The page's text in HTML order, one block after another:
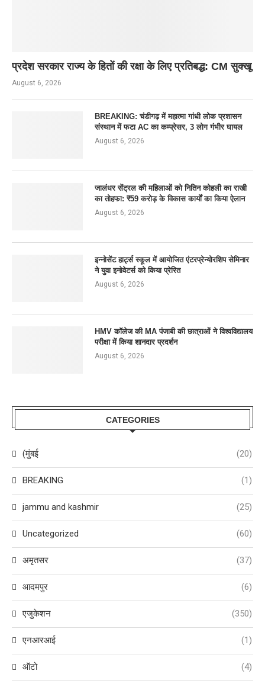
प्रदेश सरकार राज्य के हितों की रक्षा के लिए प्रतिबद्ध: CM सुक्खू
August 6, 2026
BREAKING: चंडीगढ़ में महात्मा गांधी लोक प्रशासन
संस्थान में फटा AC का कम्प्रेसर, 3 लोग गंभीर घायल
August 6, 2026
जालंधर सेंट्रल की महिलाओं को नितिन कोहली का राखी
का तोहफा: ₹59 करोड़ के विकास कार्यों का किया ऐलान
August 6, 2026
इन्नोसेंट हार्ट्स स्कूल में आयोजित एंटरप्रेन्योरशिप सेमिनार
ने युवा इनोवेटर्स को किया प्रेरित
August 6, 2026
HMV कॉलेज की MA पंजाबी की छात्राओं ने विश्वविद्यालय
परीक्षा में किया शानदार प्रदर्शन
August 6, 2026
CATEGORIES
(मुंबई (20)
BREAKING (1)
jammu and kashmir (25)
Uncategorized (60)
अमृतसर (37)
आदमपुर (6)
एजुकेशन (350)
एनआरआई (1)
ऑटो (4)